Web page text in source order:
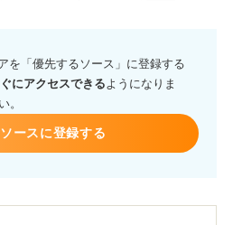
を「優先するソース」に登録する
にアクセスできるようになりま
。
ースに登録する